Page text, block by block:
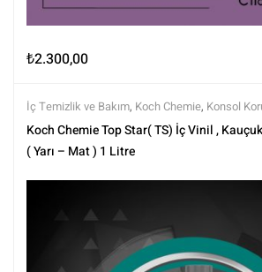
₺2.300,00
İç Temizlik ve Bakım, Koch Chemie, Konsol
Parlatma,Markalar ,Tüm Ürünler,Tüm Ürünler,
Görünüm)
Koch Chemie Top Star( TS) İç Vinil ,
( Yarı – Mat ) 1 Litre